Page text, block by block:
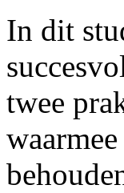
In dit
twee